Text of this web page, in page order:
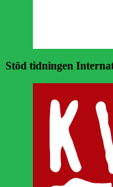
Stöd tidningen